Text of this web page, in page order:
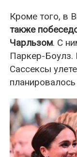
Кроме того, в
также
Чарльзом. С
Паркер-Боулз.
Сассексы
планировалось